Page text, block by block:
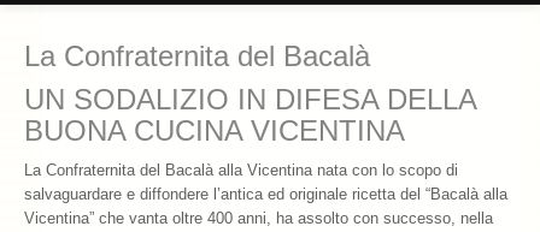
Il Bacalà Alla Vicentina
Chiamatemi Bacalà
Storia e Leggenda
La Confraternita del Bacalà
UN SODALIZIO IN DIFESA DELLA
BUONA CUCINA VICENTINA
La Confraternita del Bacalà alla Vicentina nata con lo scopo di
salvaguardare e diffondere l’antica ed originale ricetta del “Bacalà alla
Vicentina” che vanta oltre 400 anni, ha assolto con successo, nella